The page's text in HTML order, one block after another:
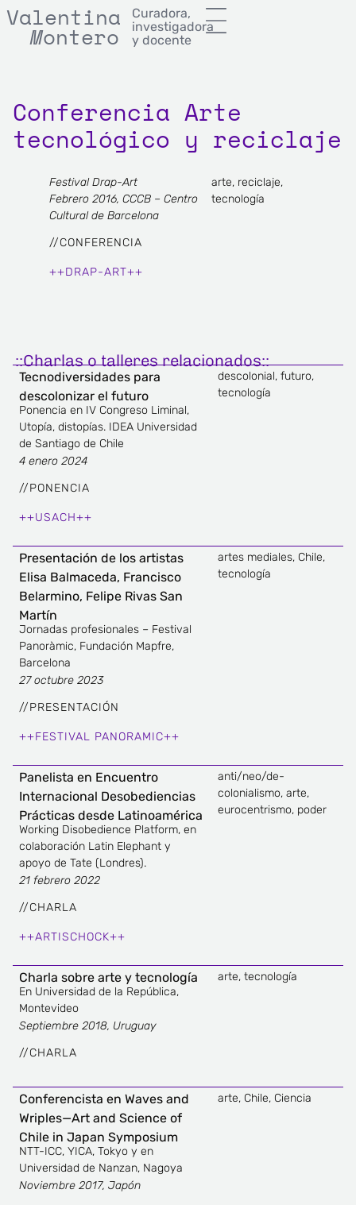
Valentina
Montero
onterror
Curadora,
investigadora
y docente
Conferencia Arte
tecnológico y reciclaje
Festival Drap-Art
Febrero 2016, CCCB – Centro
Cultural de Barcelona
//CONFERENCIA
++DRAP-ART++
arte, reciclaje,
tecnología
::Charlas o talleres relacionados::
Tecnodiversidades para
descolonizar el futuro
Ponencia en IV Congreso Liminal,
Utopía, distopías. IDEA Universidad
de Santiago de Chile
4 enero 2024
//PONENCIA
++USACH++
descolonial, futuro,
tecnología
Presentación de los artistas
Elisa Balmaceda, Francisco
Belarmino, Felipe Rivas San
Martín
Jornadas profesionales – Festival
Panoràmic, Fundación Mapfre,
Barcelona
27 octubre 2023
//PRESENTACIÓN
++FESTIVAL PANORAMIC++
artes mediales, Chile,
tecnología
Panelista en Encuentro
Internacional Desobediencias
Prácticas desde Latinoamérica
Working Disobedience Platform, en
colaboración Latin Elephant y
apoyo de Tate (Londres).
21 febrero 2022
//CHARLA
++ARTISCHOCK++
anti/neo/de-
colonialismo, arte,
eurocentrismo, poder
Charla sobre arte y tecnología
En Universidad de la República,
Montevideo
Septiembre 2018, Uruguay
//CHARLA
arte, tecnología
Conferencista en Waves and
Wriples—Art and Science of
Chile in Japan Symposium
NTT-ICC, YICA, Tokyo y en
Universidad de Nanzan, Nagoya
Noviembre 2017, Japón
arte, Chile, Ciencia